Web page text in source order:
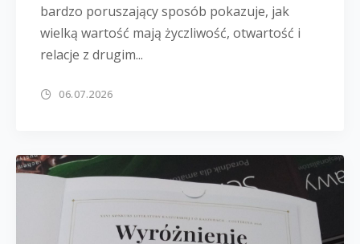
bardzo poruszający sposób pokazuje, jak
wielką wartość mają życzliwość, otwartość i
relacje z drugim...
06.07.2026